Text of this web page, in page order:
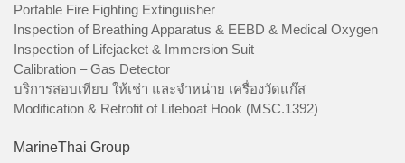
Portable Fire Fighting Extinguisher
Inspection of Breathing Apparatus & EEBD & Medical Oxygen
Inspection of Lifejacket & Immersion Suit
Calibration – Gas Detector
บริการสอบเทียบ ให้เช่า และจำหน่าย เครื่องวัดแก๊ส
Modification & Retrofit of Lifeboat Hook (MSC.1392)
MarineThai Group